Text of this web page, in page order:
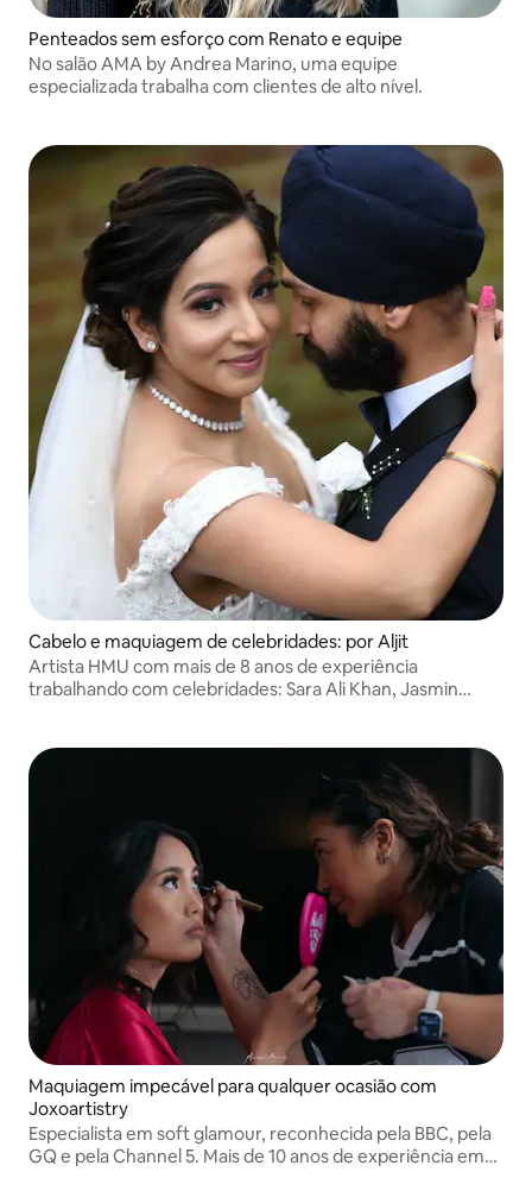
Penteados sem esforço com Renato e equipe
No salão AMA by Andrea Marino, uma equipe
especializada trabalha com clientes de alto nível.
Cabelo e maquiagem de celebridades: por Aljit
Artista HMU com mais de 8 anos de experiência
trabalhando com celebridades: Sara Ali Khan, Jasmin
dias!
Maquiagem impecável para qualquer ocasião com
Joxoartistry
Especialista em soft glamour, reconhecida pela BBC, pela
GQ e pela Channel 5. Mais de 10 anos de experiência em